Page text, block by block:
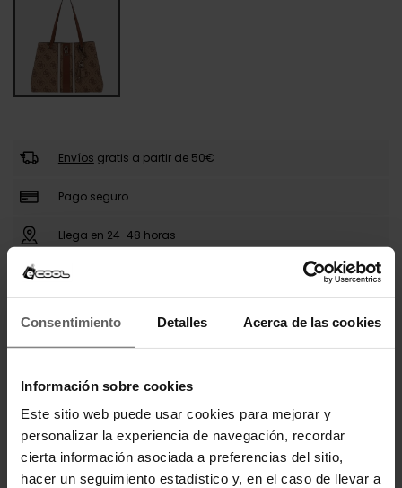
Consentimiento Detalles Acerca de las cookies
Información sobre cookies
Este sitio web puede usar cookies para mejorar y
personalizar la experiencia de navegación, recordar
cierta información asociada a preferencias del sitio,
hacer un seguimiento estadístico y, en el caso de llevar a
Envíos gratis a partir de 50€
Pago seguro
Llega en 24-48 horas
DESCRIPCIÓN
El bolso Guess presenta un diseño amplio y
interiores organizadores, ofrece funcionalidad sin
las bandas decorativas y el colgante extraíble
aportan un acabado sofisticado. Perfecto para
llevar todo lo necesario con elegancia.